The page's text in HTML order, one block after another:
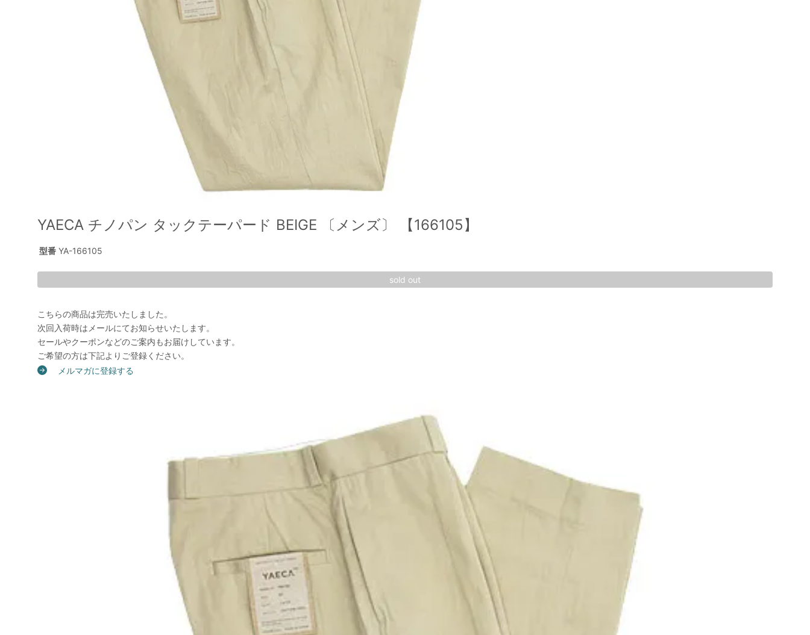
YAECA チノパン タックテーパード BEIGE 〔メンズ〕 【166105】
型番 YA-166105
sold out
こちらの商品は完売いたしました。
次回入荷時はメールにてお知らせいたします。
セールやクーポンなどのご案内もお届けしています。
ご希望の方は下記よりご登録ください。
メルマガに登録する